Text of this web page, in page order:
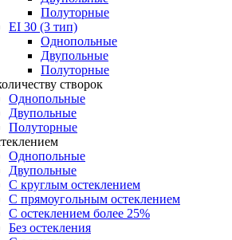
Полуторные
EI 30 (3 тип)
Однопольные
Двупольные
Полуторные
створок
Однопольные
Двупольные
Полуторные
Однопольные
Двупольные
С круглым остеклением
С прямоугольным остеклением
С остеклением более 25%
Без остекления